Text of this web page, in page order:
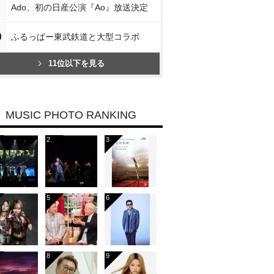
Ado、初の日産公演『Ao』放送決定
ふるっぱー東武鉄道と大型コラボ
11位以下を見る
MUSIC PHOTO RANKING